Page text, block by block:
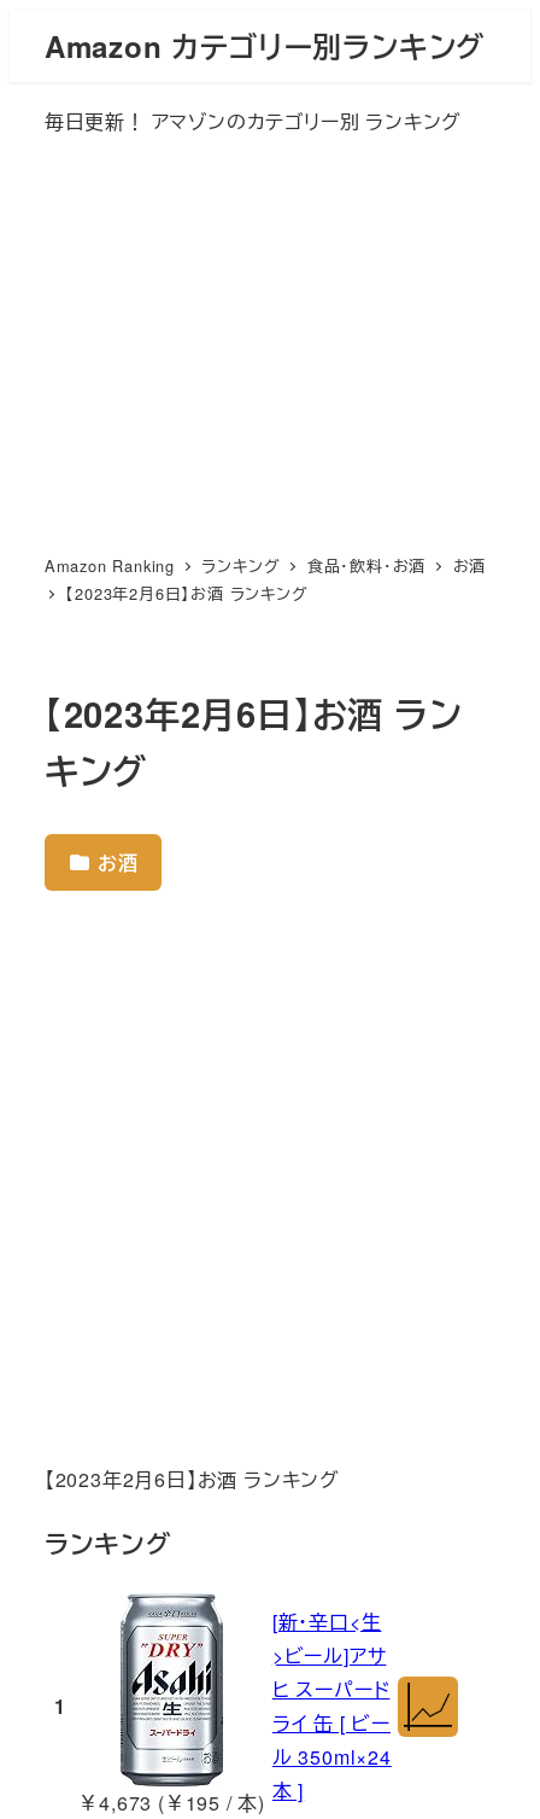
Amazon カテゴリー別ランキング
毎日更新！ アマゾンのカテゴリー別 ランキング
Amazon Ranking ランキング 食品・飲料・お酒
お酒
【2023年2月6日】お酒 ランキング
【2023年2月6日】お酒 ラン
キング
お酒
【2023年2月6日】お酒 ランキング
ランキング
1
￥4,673 (￥195 / 本)
[新・辛口<生
>ビール]アサ
ヒ スーパード
ライ 缶 [ ビー
ル 350ml×24
本 ]